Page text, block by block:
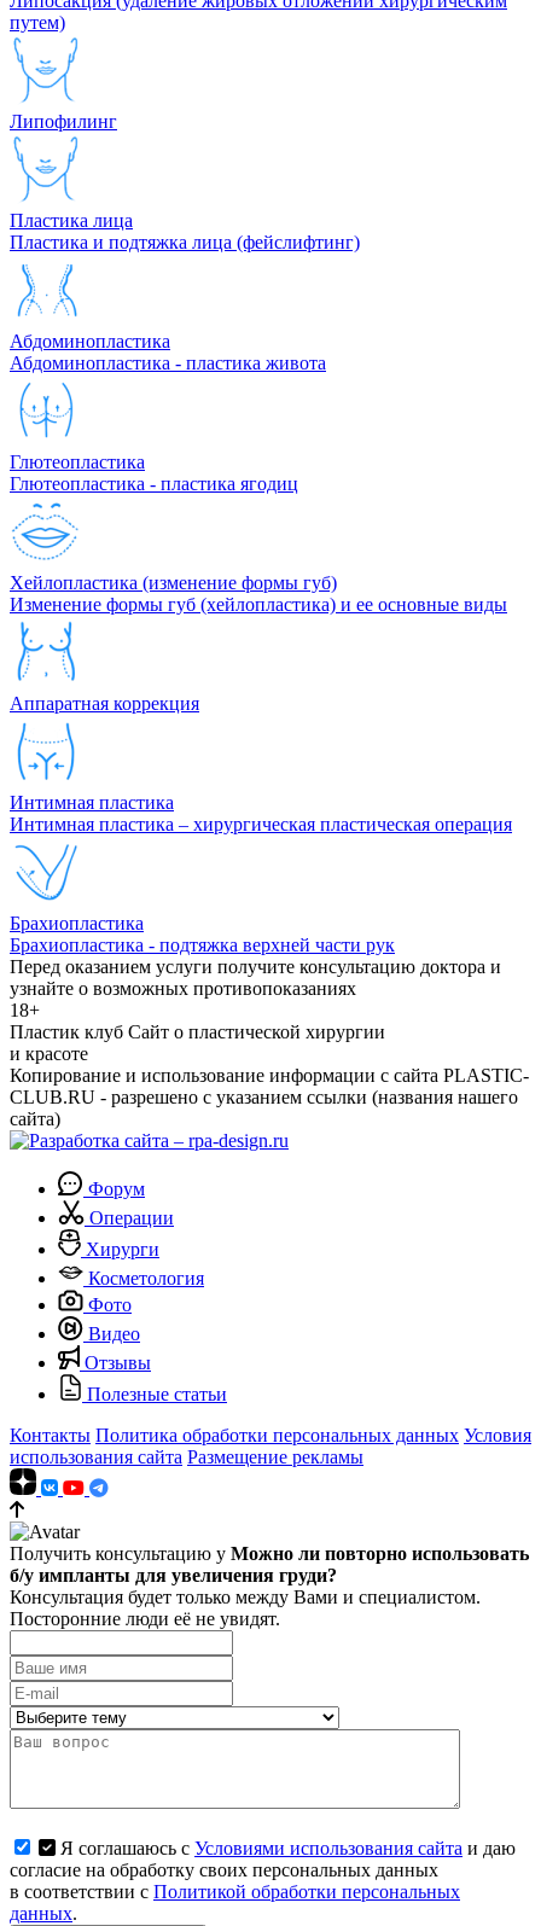
путем)
Липофилинг
Пластика лица
Пластика и подтяжка лица (фейслифтинг)
Абдоминопластика
Абдоминопластика - пластика живота
Глютеопластика
Глютеопластика - пластика ягодиц
Хейлопластика (изменение формы губ)
Изменение формы губ (хейлопластика) и ее основные виды
Аппаратная коррекция
Интимная пластика
Интимная пластика – хирургическая пластическая операция
Брахиопластика
Брахиопластика - подтяжка верхней части рук
Перед оказанием услуги получите консультацию доктора и
узнайте о возможных противопоказаниях
18+
Пластик клуб Сайт о пластической хирургии
и красоте
Копирование и использование информации с сайта PLASTIC-
CLUB.RU - разрешено с указанием ссылки (названия нашего
сайта)
Форум
Операции
Хирурги
Косметология
Фото
Видео
Отзывы
Полезные статьи
Контакты Политика обработки персональных данных Условия
использования сайта Размещение рекламы
Получить консультацию у Можно ли повторно использовать
б/у импланты для увеличения груди?
Консультация будет только между Вами и специалистом.
Посторонние люди её не увидят.
Я соглашаюсь с Условиями использования сайта и даю
согласие на обработку своих персональных данных
в соответствии с Политикой обработки персональных
данных.